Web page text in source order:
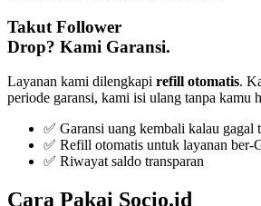
Takut Follower
Drop? Kami Garansi.
Layanan kami dilengkapi refill otomatis.
periode garansi, kami isi ulang tanpa kamu
✅ Garansi uang kembali kalau gagal
✅ Refill otomatis untuk layanan ber-
✅ Riwayat saldo transparan
Cara Pakai Socio.id